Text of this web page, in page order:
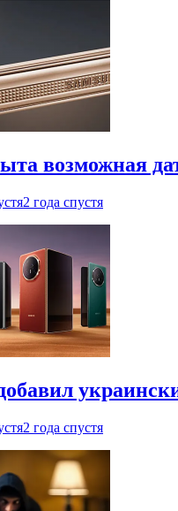
возможная
2 года спустя
2 года спустя